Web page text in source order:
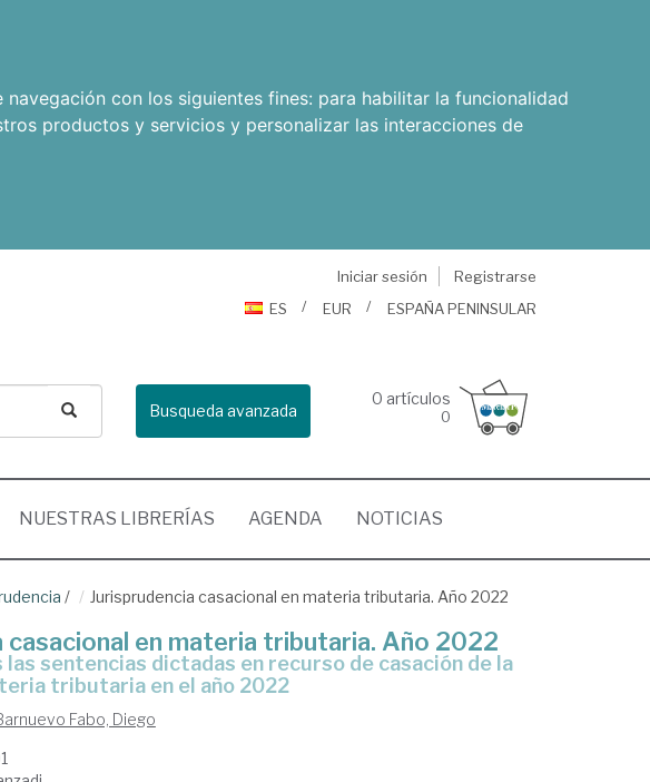
con los siguientes fines: para habilitar la funcionalidad
productos y servicios y personalizar las interacciones de
Iniciar sesión
Registrarse
ES
EUR ESPAÑA PENINSULAR
Busqueda avanzada
0 artículos
0
NUESTRAS LIBRERÍAS AGENDA NOTICIAS
/ Jurisprudencia casacional en materia tributaria. Año 2022
casacional en materia tributaria. Año 2022
tributaria en el año 2022
Fabo, Diego